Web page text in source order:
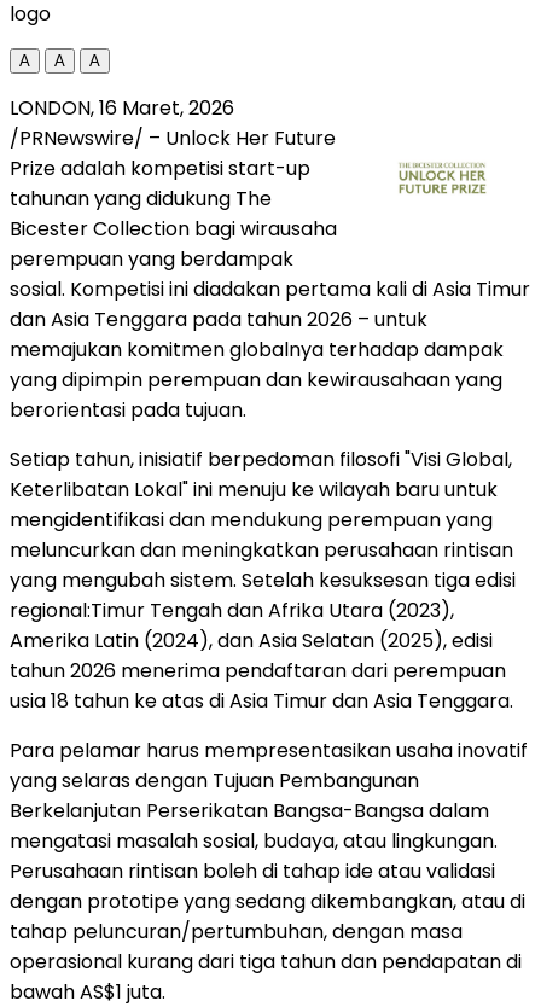
logo
A A A
LONDON,16 Maret, 2026
/PRNewswire/ – Unlock Her Future
Prize adalah kompetisi start-up
tahunan yang didukung The
Bicester Collection bagi wirausaha
perempuan yang berdampak
sosial. Kompetisi ini diadakan pertama kali di Asia Timur
dan Asia Tenggara pada tahun 2026 – untuk
memajukan komitmen globalnya terhadap dampak
yang dipimpin perempuan dan kewirausahaan yang
berorientasi pada tujuan.
Setiap tahun, inisiatif berpedoman filosofi "Visi Global,
Keterlibatan Lokal" ini menuju ke wilayah baru untuk
mengidentifikasi dan mendukung perempuan yang
meluncurkan dan meningkatkan perusahaan rintisan
yang mengubah sistem. Setelah kesuksesan tiga edisi
regional:Timur Tengah dan Afrika Utara (2023),
Amerika Latin (2024), dan Asia Selatan (2025), edisi
tahun 2026 menerima pendaftaran dari perempuan
usia 18 tahun ke atas di Asia Timur dan Asia Tenggara.
Para pelamar harus mempresentasikan usaha inovatif
yang selaras dengan Tujuan Pembangunan
Berkelanjutan Perserikatan Bangsa-Bangsa dalam
mengatasi masalah sosial, budaya, atau lingkungan.
Perusahaan rintisan boleh di tahap ide atau validasi
dengan prototipe yang sedang dikembangkan, atau di
tahap peluncuran/pertumbuhan, dengan masa
operasional kurang dari tiga tahun dan pendapatan di
bawah AS$1 juta.